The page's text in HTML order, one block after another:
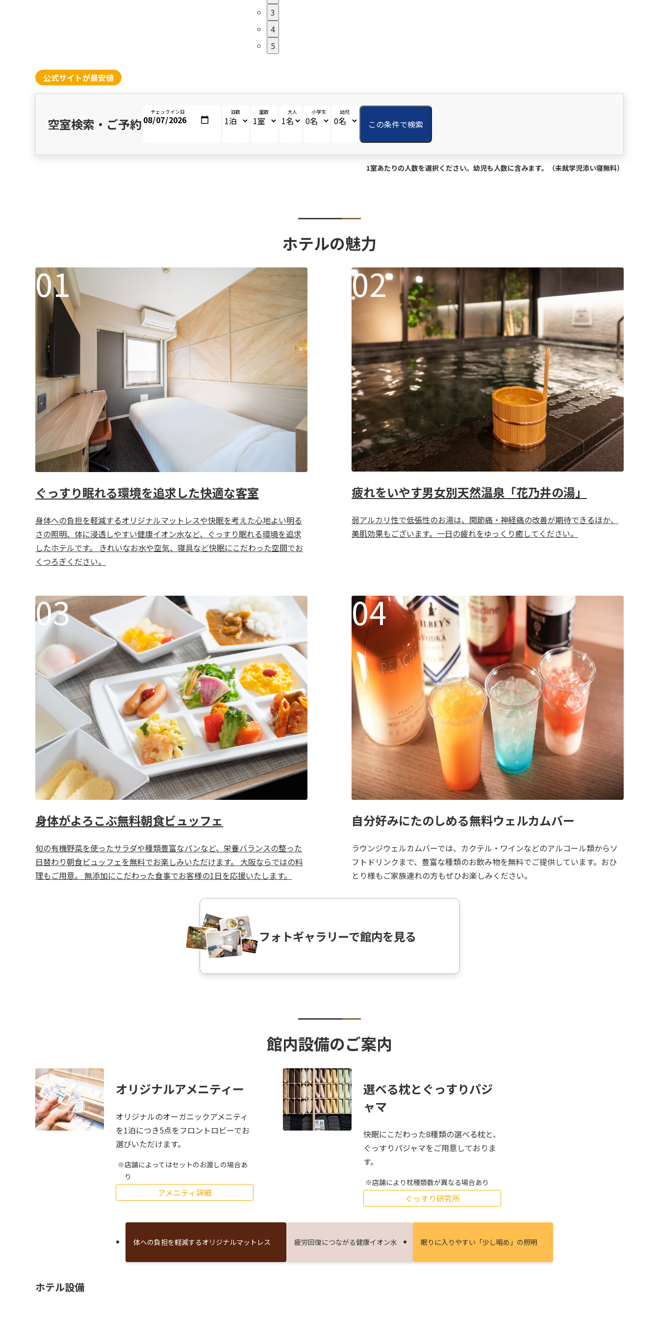
3
4
5
公式サイトが最安値
空室検索・ご予約
チェックイン日 泊数 室数 大人 小学生 幼児
この条件で検索
1室あたりの人数を選択ください。幼児も人数に含みます。（未就学児添い寝無料）
ホテルの魅力
ぐっすり眠れる環境を追求した快適な客室
身体への負担を軽減するオリジナルマットレスや快眠を考えた心地よい明る
さの照明、体に浸透しやすい健康イオン水など、ぐっすり眠れる環境を追求
したホテルです。 きれいなお水や空気、寝具など快眠にこだわった空間でお
くつろぎください。
疲れをいやす男女別天然温泉「花乃井の湯」
弱アルカリ性で低張性のお湯は、関節痛・神経痛の改善が期待できるほか、
美肌効果もございます。一日の疲れをゆっくり癒してください。
身体がよろこぶ無料朝食ビュッフェ
旬の有機野菜を使ったサラダや種類豊富なパンなど、栄養バランスの整った
日替わり朝食ビュッフェを無料でお楽しみいただけます。 大阪ならではの料
理もご用意。 無添加にこだわった食事でお客様の1日を応援いたします。
自分好みにたのしめる無料ウェルカムバー
ラウンジウェルカムバーでは、カクテル・ワインなどのアルコール類からソ
フトドリンクまで、豊富な種類のお飲み物を無料でご提供しています。おひ
とり様もご家族連れの方もぜひお楽しみください。
フォトギャラリーで館内を見る
館内設備のご案内
オリジナルアメニティー
オリジナルのオーガニックアメニティ
を1泊につき5点をフロントロビーでお
選びいただけます。
店舗によってはセットのお渡しの場合あ
り
アメニティ詳細
選べる枕とぐっすりパジ
ャマ
快眠にこだわった8種類の選べる枕と、
ぐっすりパジャマをご用意しておりま
す。
店舗により枕種類数が異なる場合あり
ぐっすり研究所
体への負担を軽減するオリジナルマットレス 疲労回復につながる健康イオン⽔ 眠りに⼊りやすい「少し暗め」の照明
ホテル設備